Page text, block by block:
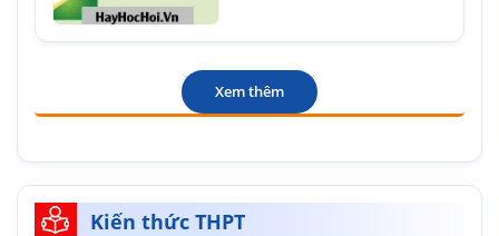
Xem thêm
Kiến thức THPT